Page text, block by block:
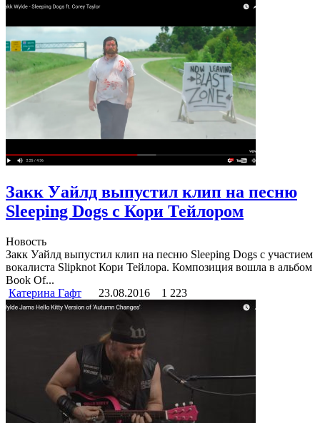
Закк Уайлд выпустил клип на песню
Sleeping Dogs с Кори Тейлором
Новость
Закк Уайлд выпустил клип на песню Sleeping Dogs с участием
вокалиста Slipknot Кори Тейлора. Композиция вошла в альбом
Book Of...
Катерина Гафт
23.08.2016 1 223